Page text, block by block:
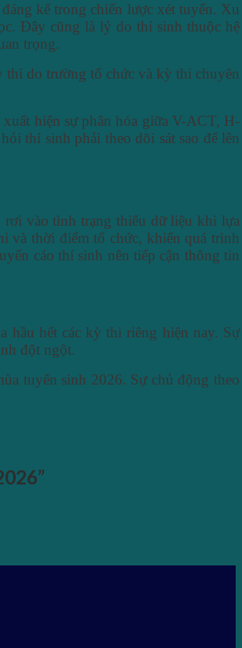
kể trong chiến lược xét tuyển. Xu
Đây cũng là lý do thí sinh thuộc hệ
trọng.
do trường tổ chức và kỳ thi chuyên
hiện sự phân hóa giữa V-ACT, H-
thí sinh phải theo dõi sát sao để lên
rơi vào tình trạng thiếu dữ liệu khi lựa
và thời điểm tổ chức, khiến quá trình
cáo thí sinh nên tiếp cận thông tin
hầu hết các kỳ thi riêng hiện nay. Sự
đột ngột.
tuyển sinh 2026. Sự chủ động theo
”